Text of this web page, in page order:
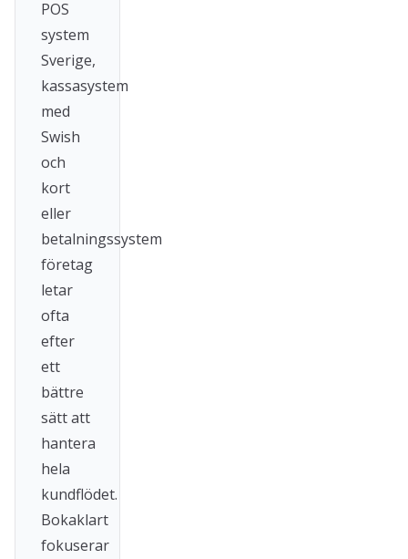
POS
system
Sverige,
kassasystem
med
Swish
och
kort
eller
betalningssystem
företag
letar
ofta
efter
ett
bättre
sätt att
hantera
hela
kundflödet.
Bokaklart
fokuserar